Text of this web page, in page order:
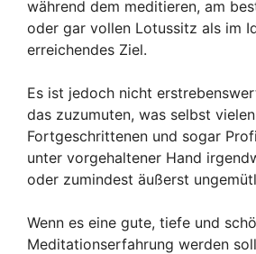
während dem meditieren, am
oder gar vollen Lotussitz als im
erreichendes Ziel.
Es ist jedoch nicht
das zuzumuten, was selbst vielen
Fortgeschrittenen und sogar
unter vorgehaltener Hand
oder zumindest äußerst
Wenn es eine gute, tiefe und
Meditationserfahrung werden